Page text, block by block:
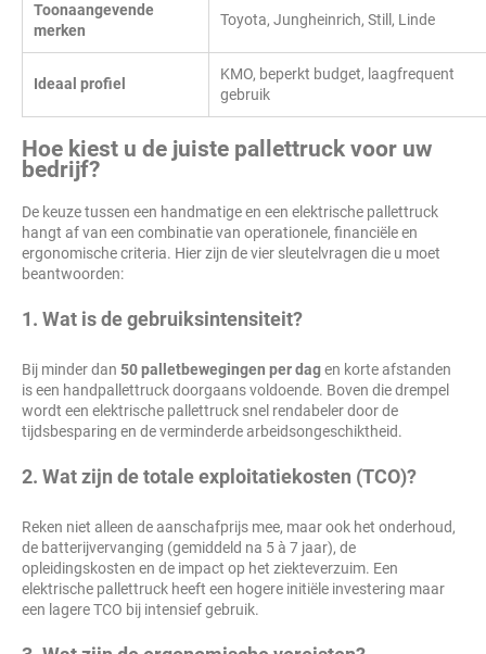
Toonaangevende
merken
Toyota, Jungheinrich, Still, Linde
Ideaal profiel
KMO, beperkt budget, laagfrequent
gebruik
Hoe kiest u de juiste pallettruck voor uw
bedrijf?
De keuze tussen een handmatige en een elektrische pallettruck
hangt af van een combinatie van operationele, financiële en
ergonomische criteria. Hier zijn de vier sleutelvragen die u moet
beantwoorden:
1. Wat is de gebruiksintensiteit?
Bij minder dan 50 palletbewegingen per dagen korte afstanden
is een handpallettruck doorgaans voldoende. Boven die drempel
wordt een elektrische pallettruck snel rendabeler door de
tijdsbesparing en de verminderde arbeidsongeschiktheid.
2. Wat zijn de totale exploitatiekosten (TCO)?
Reken niet alleen de aanschafprijs mee, maar ook het onderhoud,
de batterijvervanging (gemiddeld na 5 à 7 jaar), de
opleidingskosten en de impact op het ziekteverzuim. Een
elektrische pallettruck heeft een hogere initiële investering maar
een lagere TCO bij intensief gebruik.